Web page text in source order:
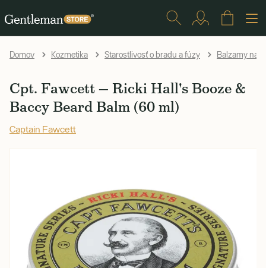
Domov Kozmetika Starostlivosť o bradu a fúzy Balzamy na
Cpt. Fawcett — Ricki Hall's Booze &
Baccy Beard Balm (60 ml)
Captain Fawcett